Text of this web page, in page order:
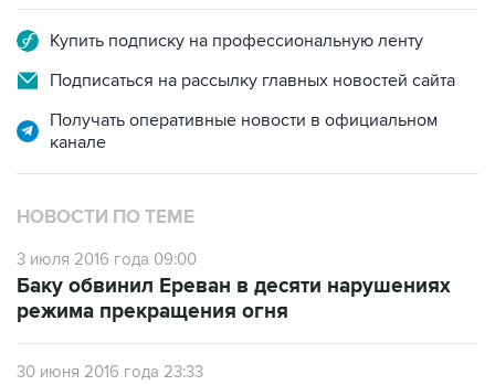
Купить подписку на профессиональную ленту
Подписаться на рассылку главных новостей сайта
Получать оперативные новости в официальном
канале
НОВОСТИ ПО ТЕМЕ
3 июля 2016 года 09:00
Баку обвинил Ереван в десяти нарушениях
режима прекращения огня
30 июня 2016 года 23:33